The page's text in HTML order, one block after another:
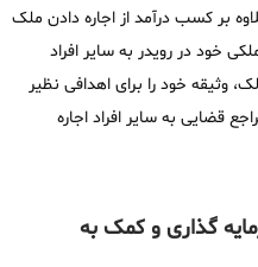
بر کسب درآمد از اجاره دادن ملک
خود در رویدر به سایر افراد
وثیقه خود را برای اهدافی نظیر
قضایی به سایر افراد اجاره
گذاری و کمک به